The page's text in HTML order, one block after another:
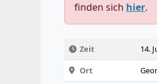
finden sich hier.
Zeit
14.
Ort